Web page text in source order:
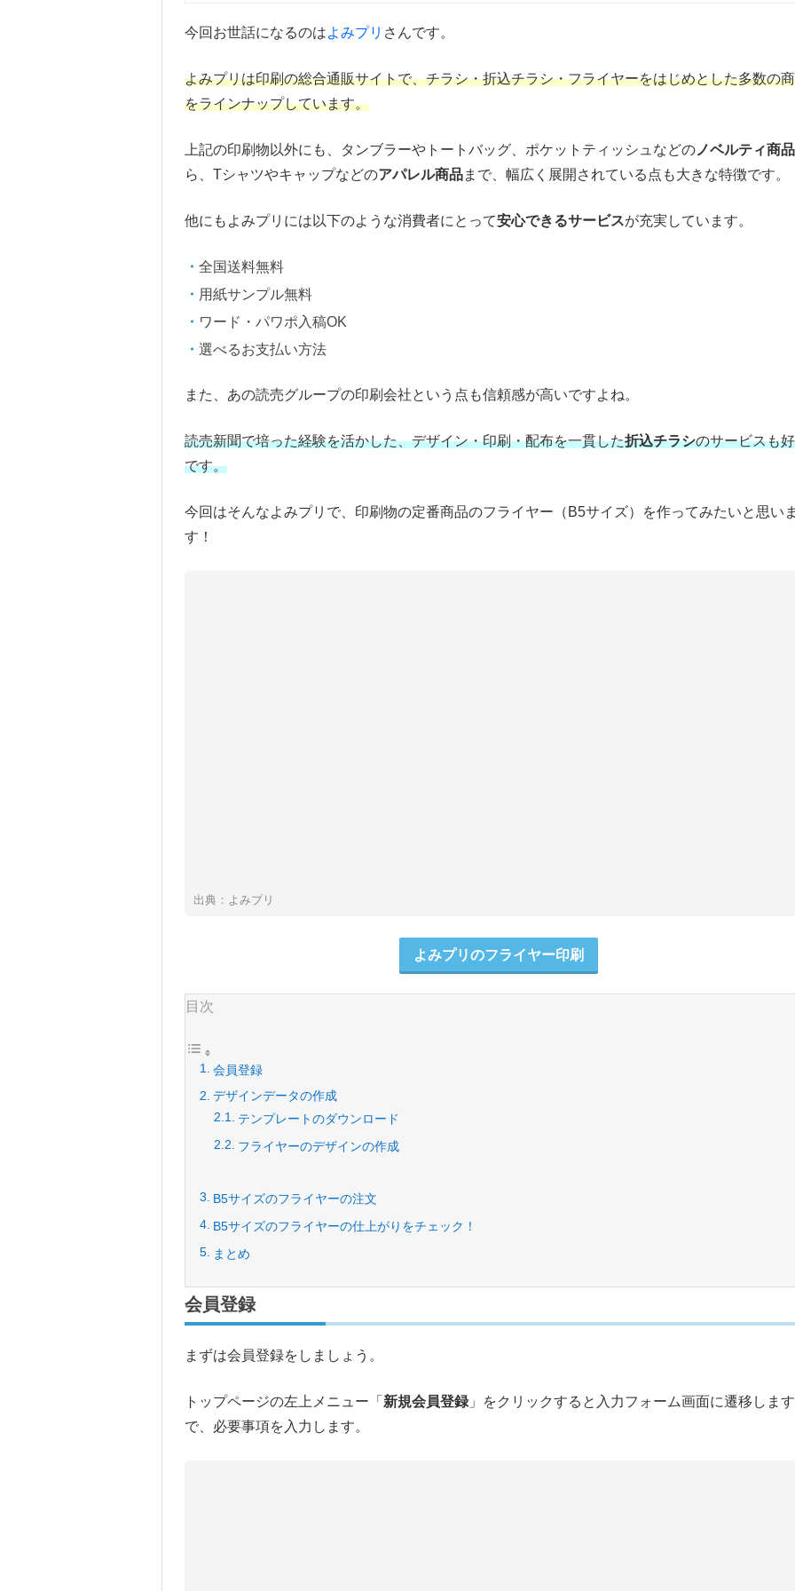
今回お世話になるのはよみプリ さんです。
よみプリは印刷の総合通販サイトで、チラシ・折込チラシ・フライヤーをはじめとした多数の
をラインナップしています。
上記の印刷物以外にも、タンブラーやトートバッグ、ポケットティッシュなどの ノベルティ商品
ら、Tシャツやキャップなどのアパレル商品まで、幅広く展開されている点も大きな特徴です。
他にもよみプリには以下のような消費者にとって安心できるサービスが充実しています。
全国送料無料
用紙サンプル無料
ワード・パワポ入稿OK
選べるお支払い方法
また、あの読売グループの印刷会社という点も信頼感が高いですよね。
読売新聞で培った経験を活かした、デザイン・印刷・配布を一貫した折込チラシのサービスも
です。
今回はそんなよみプリで、印刷物の定番商品のフライヤー（B5サイズ）を作ってみたいと思い
す！
出典：よみプリ
よみプリのフライヤー印刷
目次
会員登録
デザインデータの作成
テンプレートのダウンロード
フライヤーのデザインの作成
B5サイズのフライヤーの注文
B5サイズのフライヤーの仕上がりをチェック！
まとめ
会員登録
まずは会員登録をしましょう。
トップページの左上メニュー「 新規会員登録 」をクリックすると入力フォーム画面に遷移しま
で、必要事項を入力します。